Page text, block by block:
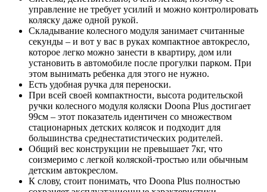
управление не требует усилий и можно контролировать
коляску даже одной рукой.
Складывание колесного модуля занимает считанные
секунды – и вот у вас в руках компактное автокресло,
которое легко можно занести в квартиру, дом или
установить в автомобиле после прогулки парком. При
этом вынимать ребенка для этого не нужно.
Есть удобная ручка для переноски.
При всей своей компактности, высота родительской
ручки колесного модуля коляски Doona Plus достигает
99см – этот показатель идентичен со множеством
стационарных детских колясок и подходит для
большинства среднестатистических родителей.
Общий вес конструкции не превышает 7кг, что
соизмеримо с легкой коляской-тростью или обычным
детским автокреслом.
К слову, стоит понимать, что Doona Plus полностью